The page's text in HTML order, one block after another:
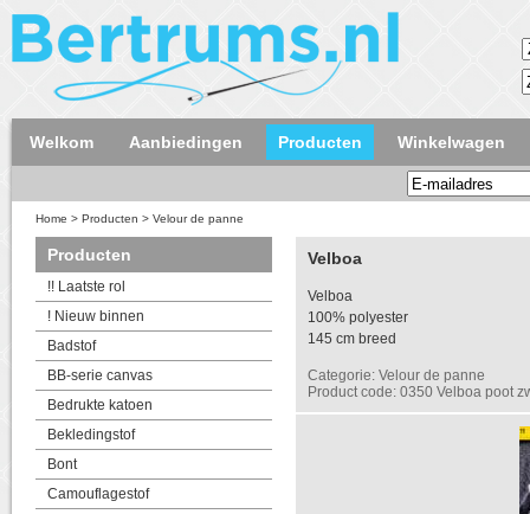
Welkom Aanbiedingen Producten Winkelwagen
Home > Producten > Velour de panne
Producten
!! Laatste rol
! Nieuw binnen
Badstof
BB-serie canvas
Bedrukte katoen
Bekledingstof
Bont
Camouflagestof
Velboa
Velboa
100% polyester
145 cm breed
Categorie: Velour de panne
Product code: 0350 Velboa poot